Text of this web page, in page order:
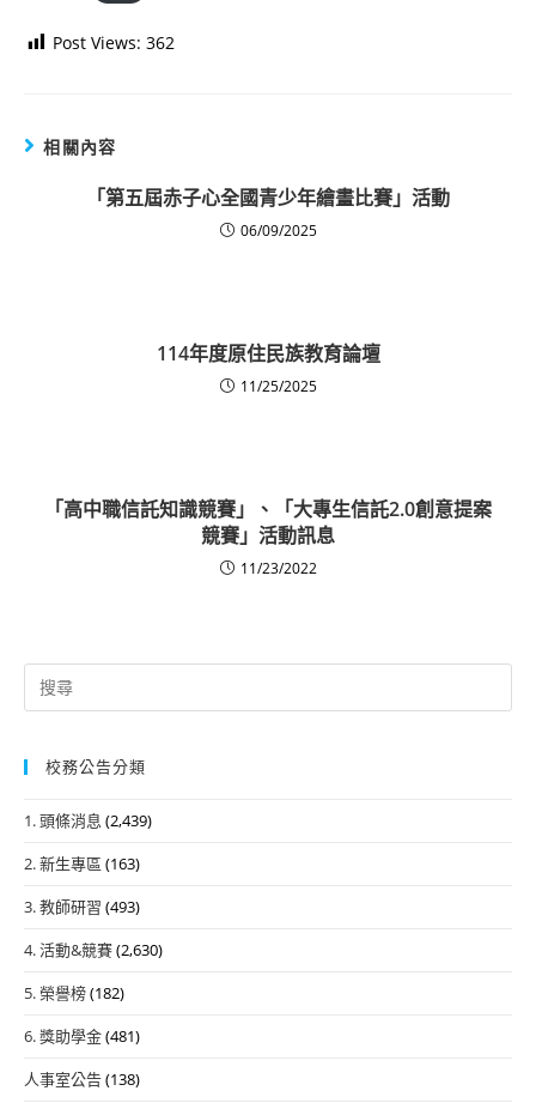
Post Views: 362
相關內容
「第五屆赤子心全國青少年繪畫比賽」活動
06/09/2025
114年度原住民族教育論壇
11/25/2025
「高中職信託知識競賽」、「大專生信託2.0創意提案
競賽」活動訊息
11/23/2022
Search
for:
校務公告分類
1. 頭條消息 (2,439)
2. 新生專區 (163)
3. 教師研習 (493)
4. 活動&競賽(2,630)
5. 榮譽榜(182)
6. 獎助學金(481)
人事室公告(138)